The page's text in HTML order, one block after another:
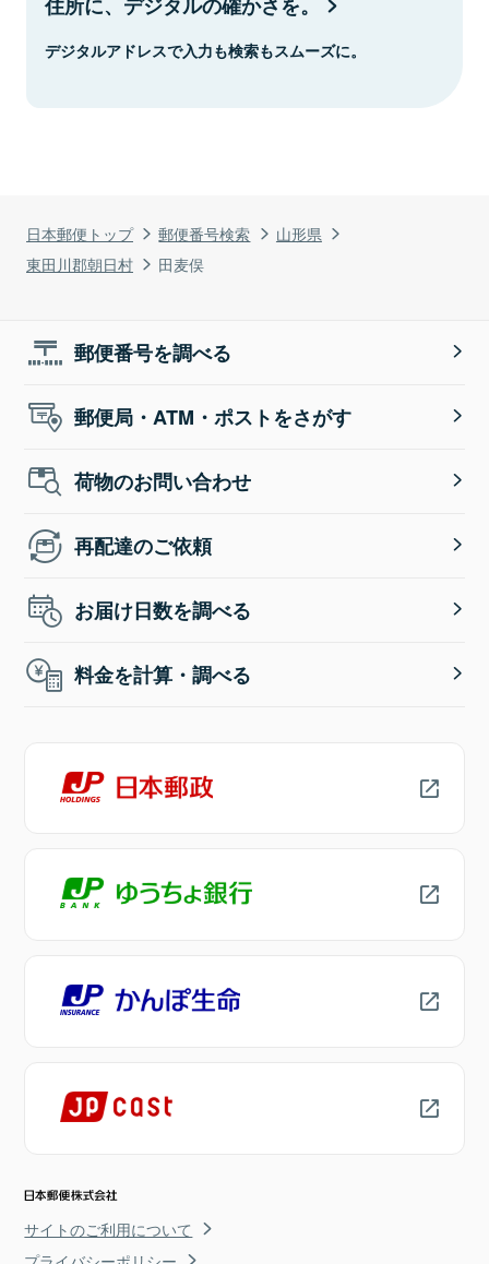
日本郵便トップ 郵便番号検索
山形県
東田川郡朝日村
田麦俣
デジタルアドレスで入力も検索もスムーズに。
郵便番号を調べる
郵便局・ATM・ポストをさがす
荷物のお問い合わせ
再配達のご依頼
お届け日数を調べる
料金を計算・調べる
サイトのご利用について